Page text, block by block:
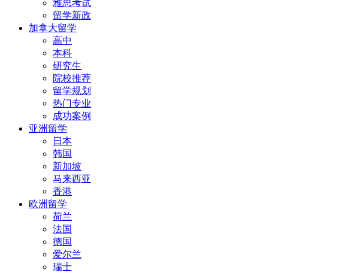
雅思考试
留学新政
加拿大留学
高中
本科
研究生
院校推荐
留学规划
热门专业
成功案例
亚洲留学
日本
韩国
新加坡
马来西亚
香港
欧洲留学
荷兰
法国
德国
爱尔兰
瑞士